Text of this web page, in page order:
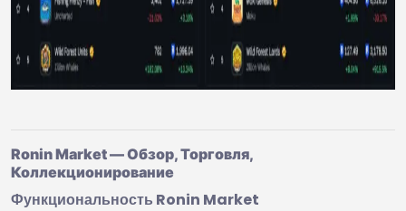
Ronin Market — Обзор, Торговля,
Коллекционирование
Функциональность Ronin Market